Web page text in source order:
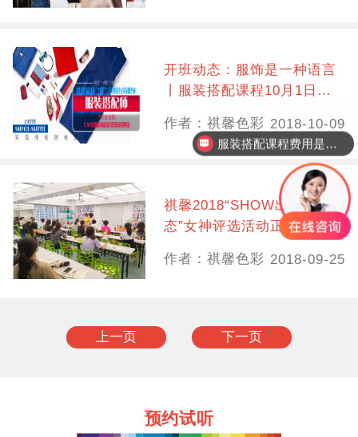
开班动态：服饰是一种语言
丨服装搭配课程10月1日开
作者：祺馨色彩 2018-10-09
祺馨2018“SHOW出新姿
态”女神评选活动正式开启！
作者：祺馨色彩 2018-09-25
上一页 下一页
预约试听
服装搭配课程费用是多少？